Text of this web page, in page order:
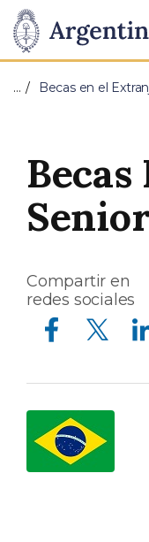
Presidencia
de
Nación
Pasar al contenido
… Becas en el
Compartir en
redes sociales
Compartir en Facebook Compartir en Twitter Compartir en Linkedin